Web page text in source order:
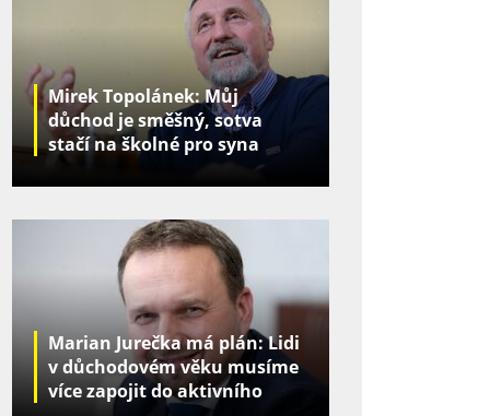
Mirek Topolánek: Můj
důchod je směšný, sotva
stačí na školné pro syna
Marian Jurečka má plán: Lidi
v důchodovém věku musíme
více zapojit do aktivního